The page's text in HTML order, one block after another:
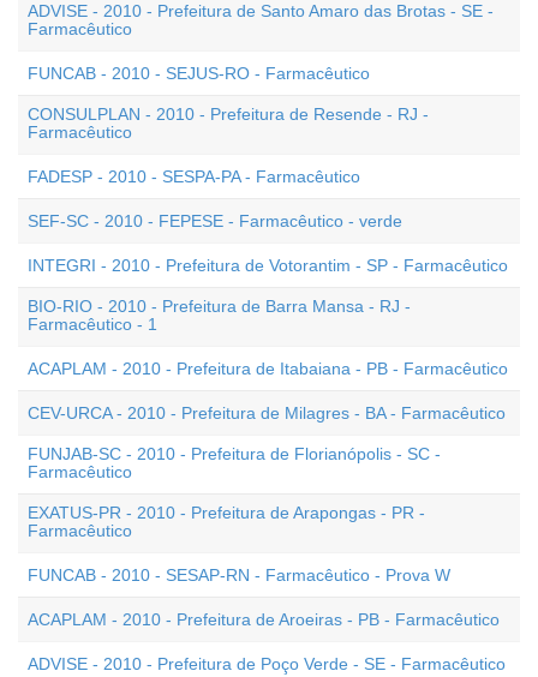
ADVISE - 2010 - Prefeitura de Santo Amaro das Brotas - SE -
Farmacêutico
FUNCAB - 2010 - SEJUS-RO - Farmacêutico
CONSULPLAN - 2010 - Prefeitura de Resende - RJ -
Farmacêutico
FADESP - 2010 - SESPA-PA - Farmacêutico
SEF-SC - 2010 - FEPESE - Farmacêutico - verde
INTEGRI - 2010 - Prefeitura de Votorantim - SP - Farmacêutico
BIO-RIO - 2010 - Prefeitura de Barra Mansa - RJ -
Farmacêutico - 1
ACAPLAM - 2010 - Prefeitura de Itabaiana - PB - Farmacêutico
CEV-URCA - 2010 - Prefeitura de Milagres - BA - Farmacêutico
FUNJAB-SC - 2010 - Prefeitura de Florianópolis - SC -
Farmacêutico
EXATUS-PR - 2010 - Prefeitura de Arapongas - PR -
Farmacêutico
FUNCAB - 2010 - SESAP-RN - Farmacêutico - Prova W
ACAPLAM - 2010 - Prefeitura de Aroeiras - PB - Farmacêutico
ADVISE - 2010 - Prefeitura de Poço Verde - SE - Farmacêutico